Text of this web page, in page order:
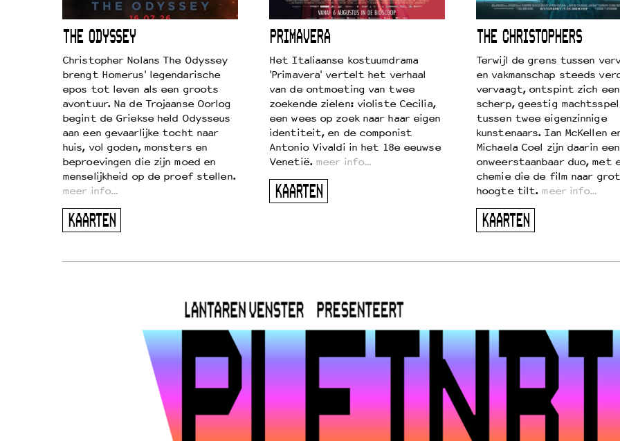
THE ODYSSEY
Christopher Nolans The Odyssey
brengt Homerus' legendarische
epos tot leven als een groots
avontuur. Na de Trojaanse Oorlog
begint de Griekse held Odysseus
aan een gevaarlijke tocht naar
huis, vol goden, monsters en
beproevingen die zijn moed en
menselijkheid op de proef stellen.
meer info…
KAARTEN
PRIMAVERA
Het Italiaanse kostuumdrama
'Primavera' vertelt het verhaal
van de ontmoeting van twee
zoekende zielen: violiste Cecilia,
een wees op zoek naar haar eigen
identiteit, en de componist
Antonio Vivaldi in het 18e eeuwse
Venetië. meer info…
KAARTEN
THE CHRISTOPHERS
Terwijl de grens tussen
en vakmanschap steeds
vervaagt, ontspint zich een
scherp, geestig machtsspel
tussen twee eigenzinnige
kunstenaars. Ian McKellen
Michaela Coel zijn daarin een
onweerstaanbaar duo, met
chemie die de film naar
hoogte tilt. meer info…
KAARTEN